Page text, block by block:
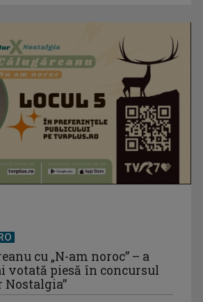
cu „N-am noroc” – a
votată piesă în concursul
Nostalgia”